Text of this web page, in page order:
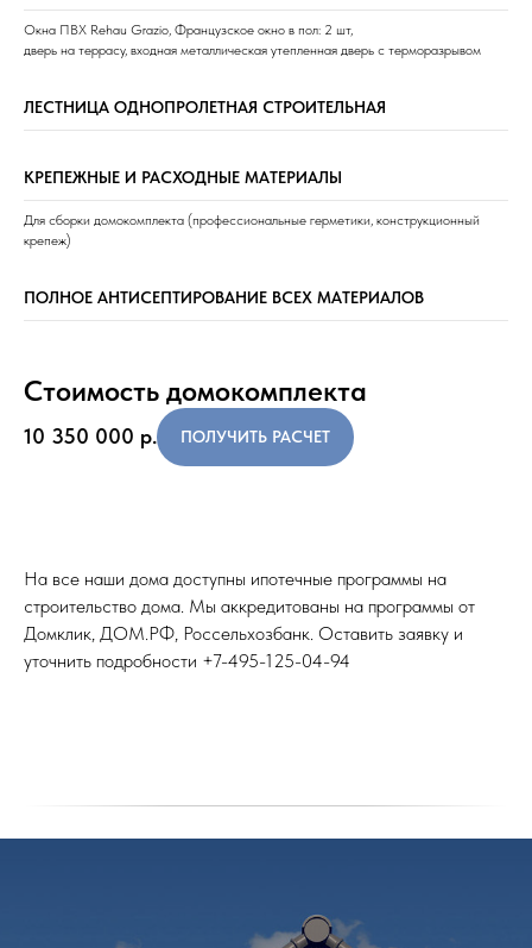
Окна ПВХ Rehau Grazio, Французское окно в пол: 2 шт,
дверь на террасу, входная металлическая утепленная дверь с терморазрывом
ЛЕСТНИЦА ОДНОПРОЛЕТНАЯ СТРОИТЕЛЬНАЯ
КРЕПЕЖНЫЕ И РАСХОДНЫЕ МАТЕРИАЛЫ
Для сборки домокомплекта (профессиональные герметики, конструкционный
крепеж)
ПОЛНОЕ АНТИСЕПТИРОВАНИЕ ВСЕХ МАТЕРИАЛОВ
Стоимость домокомплекта
10 350 000 р. ПОЛУЧИТЬ РАСЧЕТ
На все наши дома доступны ипотечные программы на
строительство дома. Мы аккредитованы на программы от
Домклик, ДОМ.РФ, Россельхозбанк. Оставить заявку и
уточнить подробности +7-495-125-04-94